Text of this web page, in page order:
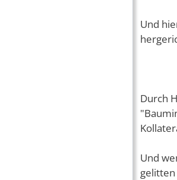
Und
Durch
Und
gelitten